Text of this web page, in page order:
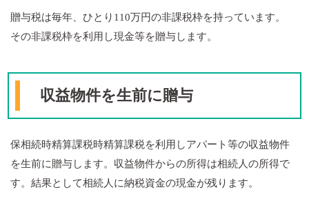
贈与税は毎年、ひとり110万円の非課税枠を持っています。
その非課税枠を利用し現金等を贈与します。
収益物件を生前に贈与
保相続時精算課税時精算課税を利用しアパート等の収益物件
を生前に贈与します。収益物件からの所得は相続人の所得で
す。結果として相続人に納税資金の現金が残ります。